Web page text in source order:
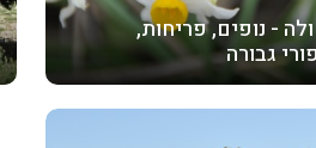
- נופים, פריחות,
גבורה